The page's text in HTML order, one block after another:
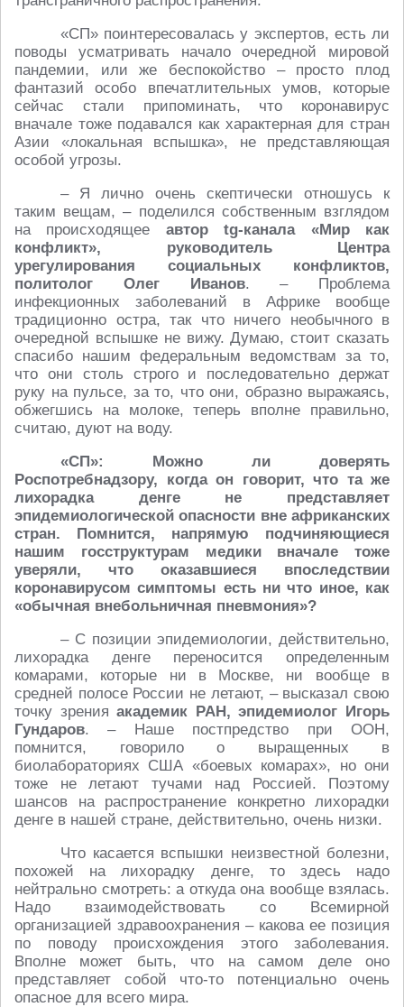
«СП» поинтересовалась у экспертов, есть ли
поводы усматривать начало очередной мировой
пандемии, или же беспокойство – просто плод
фантазий особо впечатлительных умов, которые
сейчас стали припоминать, что коронавирус
вначале тоже подавался как характерная для стран
Азии «локальная вспышка», не представляющая
особой угрозы.
– Я лично очень скептически отношусь к
таким вещам, – поделился собственным взглядом
на происходящее авторtg-канала «Мир как
конфликт», руководитель Центра
урегулирования социальных конфликтов,
политолог Олег Иванов. – Проблема
инфекционных заболеваний в Африке вообще
традиционно остра, так что ничего необычного в
очередной вспышке не вижу. Думаю, стоит сказать
спасибо нашим федеральным ведомствам за то,
что они столь строго и последовательно держат
руку на пульсе, за то, что они, образно выражаясь,
обжегшись на молоке, теперь вполне правильно,
считаю, дуют на воду.
«СП»: Можно ли доверять
Роспотребнадзору, когда он говорит, что та же
лихорадка денге не представляет
эпидемиологической опасности вне африканских
стран. Помнится, напрямую подчиняющиеся
нашим госструктурам медики вначале тоже
уверяли, что оказавшиеся впоследствии
коронавирусом симптомы есть ни что иное, как
«обычная внебольничная пневмония»?
– С позиции эпидемиологии, действительно,
лихорадка денге переносится определенным
комарами, которые ни в Москве, ни вообще в
средней полосе России не летают, – высказал свою
точку зренияакадемик РАН, эпидемиолог Игорь
Гундаров. – Наше постпредство при ООН,
помнится, говорило о выращенных в
биолабораториях США «боевых комарах», но они
тоже не летают тучами над Россией. Поэтому
шансов на распространение конкретно лихорадки
денге в нашей стране, действительно, очень низки.
Что касается вспышки неизвестной болезни,
похожей на лихорадку денге, то здесь надо
нейтрально смотреть: а откуда она вообще взялась.
Надо взаимодействовать со Всемирной
организацией здравоохранения – какова ее позиция
по поводу происхождения этого заболевания.
Вполне может быть, что на самом деле оно
представляет собой что-то потенциально очень
опасное для всего мира.